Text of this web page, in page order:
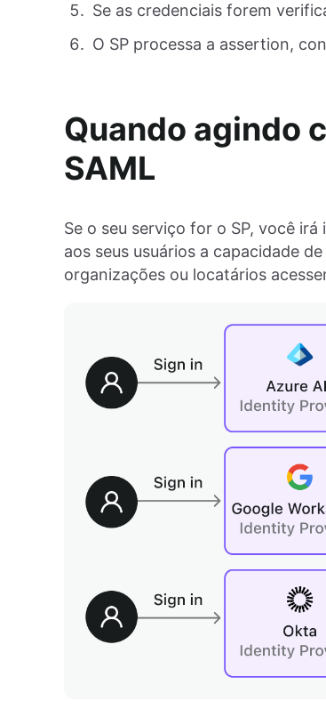
Se as credenciais forem
O SP processa a assertion,
Quando agindo
SAML
Se o seu serviço for o SP, você
aos seus usuários a capacidade
organizações ou locatários